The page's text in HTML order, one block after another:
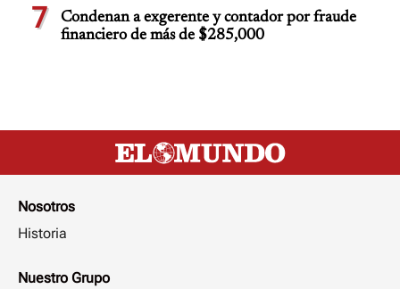
7
Condenan a exgerente y contador por fraude
financiero de más de $285,000
Nosotros
Historia
Nuestro Grupo